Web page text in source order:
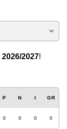
2026/2027!
P N I GR
0 0 0 0